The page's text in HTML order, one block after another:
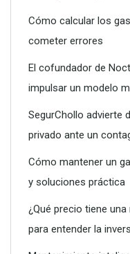
eficaces contra la
Conoce todos los
Cómo calcular los
cometer errores
El cofundador de
impulsar un modelo
SegurChollo advierte
privado ante un
Cómo mantener un
y soluciones práctica
¿Qué precio tiene
para entender la